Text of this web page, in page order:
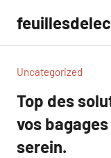
contenu
Uncategorized
Top des
vos
serein.